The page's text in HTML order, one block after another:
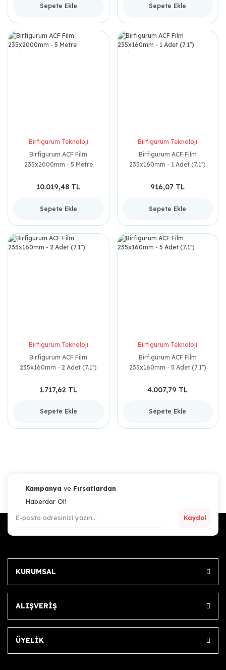
Sepete Ekle Sepete Ekle
Birfigurum Teknoloji
Birfigurum ACF Film
235x2000mm - 5 Metre
10.019,48 TL
Sepete Ekle
Birfigurum Teknoloji
Birfigurum ACF Film
235x160mm - 1 Adet (7.1'')
916,07 TL
Sepete Ekle
Birfigurum Teknoloji
Birfigurum ACF Film
235x160mm - 2 Adet (7.1'')
1.717,62 TL
Sepete Ekle
Birfigurum Teknoloji
Birfigurum ACF Film
235x160mm - 5 Adet (7.1'')
4.007,79 TL
Sepete Ekle
Kampanya ve Fırsatlardan
Haberdar Ol!
Kaydol
KURUMSAL
ALIŞVERİŞ
ÜYELİK